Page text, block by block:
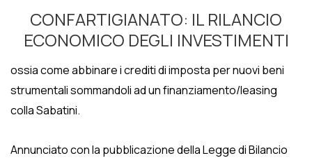
Principale
CONFARTIGIANATO: IL RILANCIO
ECONOMICO DEGLI INVESTIMENTI
ossia come abbinare i crediti di imposta per nuovi beni
strumentali sommandoli ad un finanziamento/leasing
colla Sabatini.
Annunciato con la pubblicazione della Legge di Bilancio